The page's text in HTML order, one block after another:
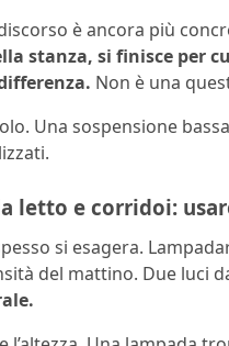
è ancora più
stanza, si finisce per
Non è una
Una sospensione
letto e corridoi:
si esagera.
del mattino. Due luci